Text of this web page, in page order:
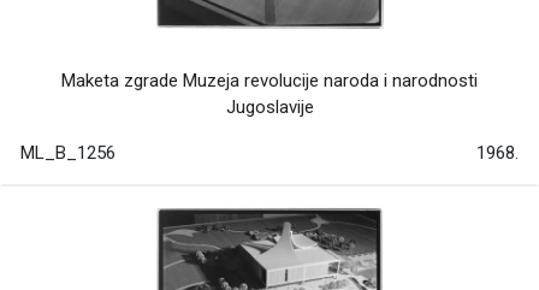
Maketa zgrade Muzeja revolucije naroda i narodnosti
Jugoslavije
ML_B_1256 1968.